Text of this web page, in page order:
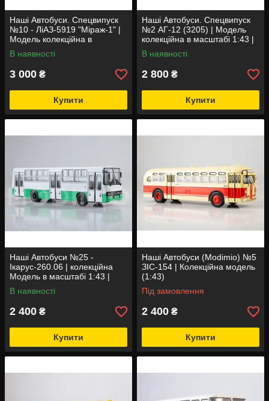
Наші Автобуси. Спецвипуск
№10 - ЛіАЗ-5919 "Міраж-1" |
Модель колекційна в
масштабі 1:43 | Modimio
В наявності
3 000 ₴
Купити
Наші Автобуси. Спецвипуск
№2 АГ-12 (3205) | Модель
колекційна в масштабі 1:43 |
Modimio
В наявності
2 800 ₴
Купити
Наші Автобуси №25 -
Ікарус-260.06 | колекційна
Модель в масштабі 1:43 |
Modimio
В наявності
2 400 ₴
Купити
Наші Автобуси (Modimio) №5
ЗІС-154 | Колекційна модель
(1:43)
Під замовлення
2 400 ₴
Купити